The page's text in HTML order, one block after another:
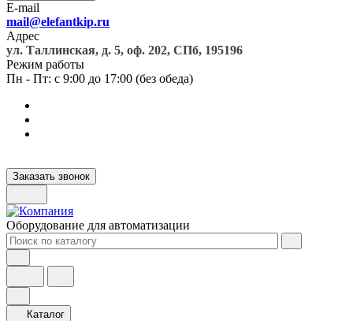
E-mail
mail@elefantkip.ru
Адрес
ул. Таллинская, д. 5, оф. 202, СПб, 195196
Режим работы
Пн - Пт: с 9:00 до 17:00 (без обеда)
Заказать звонок
Оборудование для автоматизации
Каталог